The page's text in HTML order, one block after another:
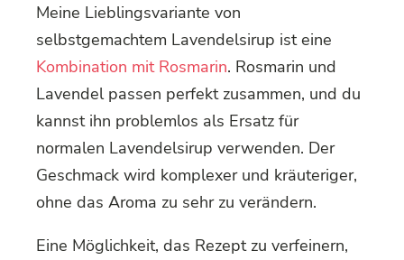
Meine Lieblingsvariante von
selbstgemachtem Lavendelsirup ist eine
Kombination mit Rosmarin. Rosmarin und
Lavendel passen perfekt zusammen, und du
kannst ihn problemlos als Ersatz für
normalen Lavendelsirup verwenden. Der
Geschmack wird komplexer und kräuteriger,
ohne das Aroma zu sehr zu verändern.
Eine Möglichkeit, das Rezept zu verfeinern,